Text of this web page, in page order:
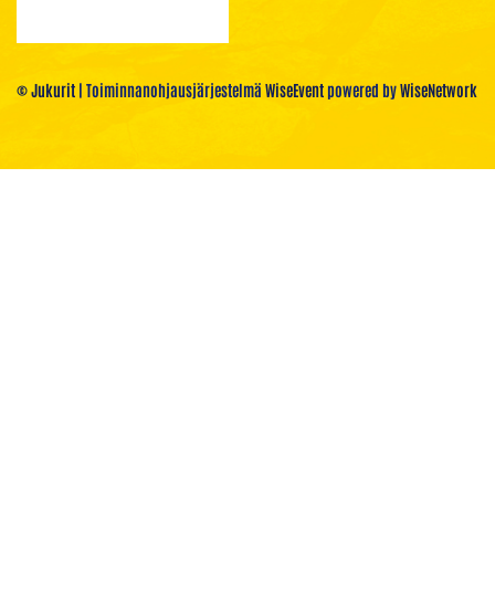
© Jukurit | Toiminnanohjausjärjestelmä WiseEventpowered byWiseNetwork